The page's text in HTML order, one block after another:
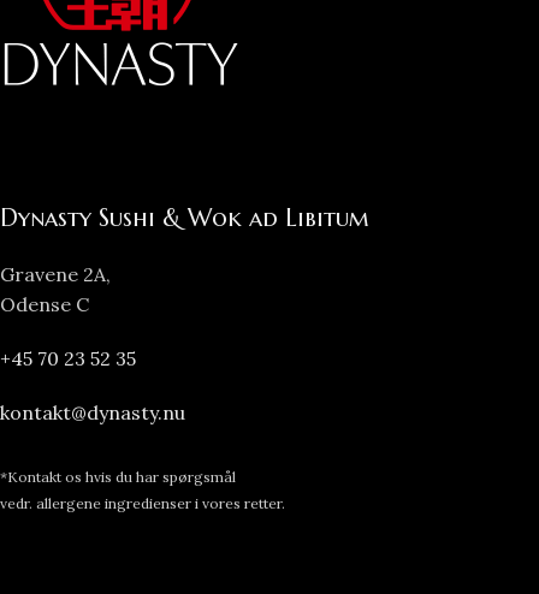
Dynasty Sushi & Wok ad Libitum
Gravene 2A,
Odense C
+45 70 23 52 35
kontakt@dynasty.nu
*Kontakt os hvis du har spørgsmål
vedr. allergene ingredienser i vores retter.